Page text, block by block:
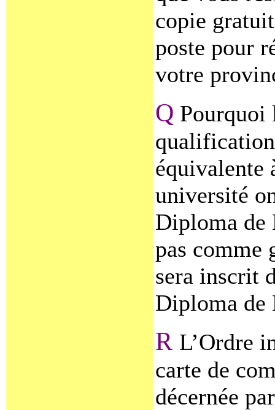
copie
poste pour
votre
Q Pourquoi
équivalente
université
Diploma de
pas comme
sera inscrit
Diploma de
R L’Ordre
carte de
décernée